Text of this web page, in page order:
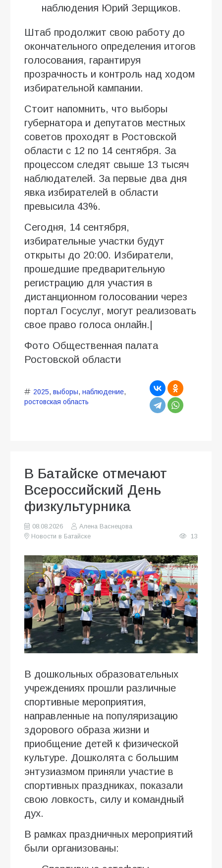
наблюдения Юрий Зерщиков.
Штаб продолжит свою работу до
окончательного определения итогов
голосования, гарантируя
прозрачность и контроль над ходом
избирательной кампании.
Стоит напомнить, что выборы
губернатора и депутатов местных
советов проходят в Ростовской
области с 12 по 14 сентября. За
процессом следят свыше 13 тысяч
наблюдателей. За первые два дня
явка избирателей в области
превысила 43%.
Сегодня, 14 сентября,
избирательные участки будут
открыты до 20:00. Избиратели,
прошедшие предварительную
регистрацию для участия в
дистанционном голосовании через
портал Госуслуг, могут реализовать
свое право голоса онлайн.|
Фото Общественная палата
Ростовской области
2025, выборы, наблюдение,
ростовская область
В Батайске отмечают
Всероссийский День
физкультурника
08.08.2026
Алена Васнецова
Новости в Батайске
13
В дошкольных образовательных
учреждениях прошли различные
спортивные мероприятия,
направленные на популяризацию
здорового образа жизни и
приобщение детей к физической
культуре. Дошколята с большим
энтузиазмом приняли участие в
спортивных праздниках, показали
свою ловкость, силу и командный
дух.
В рамках праздничных мероприятий
были организованы: